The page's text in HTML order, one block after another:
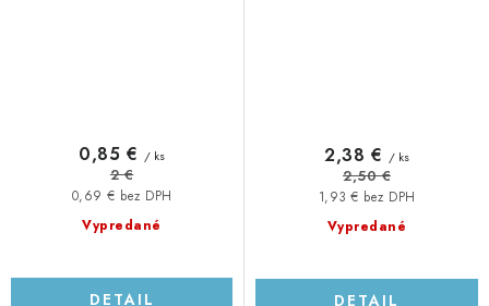
Vypredané
0,69 € bez DPH
0,85 € / ks
2 €
DETAIL
Vypredané
1,93 € bez DPH
2,38 € / ks
2,50 €
DETAIL